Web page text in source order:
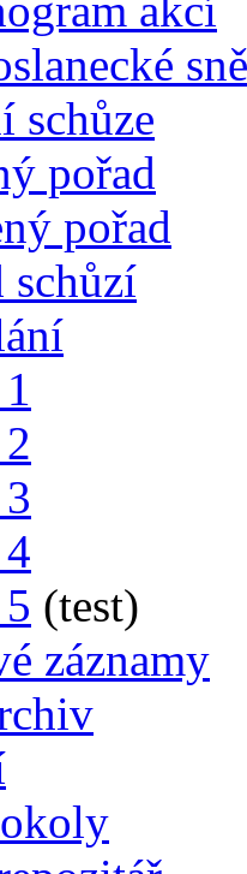
schůze
pořad
pořad
schůzí
(test)
záznamy